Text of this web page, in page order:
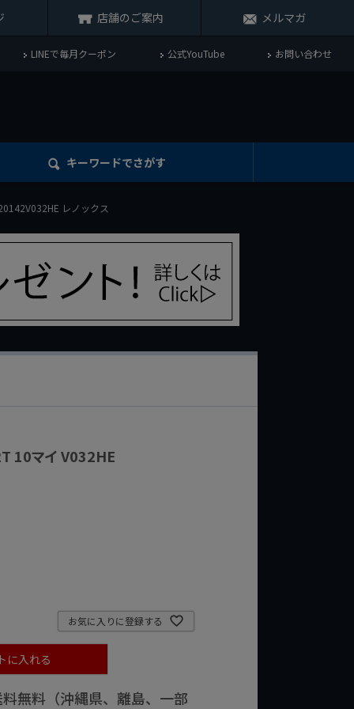
店舗のご案内 メルマガ
LINEで毎月クーポン 公式YouTube お問い合わせ
キーワードでさがす
レノックス
10マイ V032HE
お気に入りに登録する
に入れる
無料（沖縄県、離島、一部